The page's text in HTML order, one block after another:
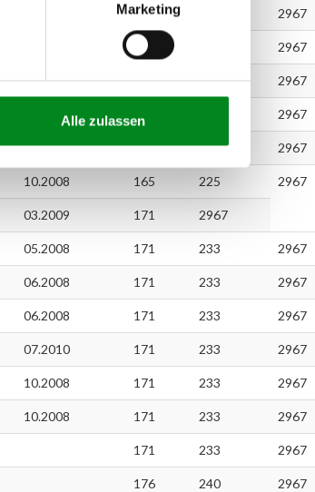
Marketing
Alle zulassen
165 2967
165 2967
05.2010 165 225 2967
05.2010 2967
05.2010 165 225 2967
10.2008 165 225 2967
03.2009 171 2967
05.2008 171 233 2967
06.2008 171 233 2967
06.2008 171 233 2967
07.2010 171 233 2967
10.2008 171 233 2967
10.2008 171 233 2967
171 233 2967
176 240 2967